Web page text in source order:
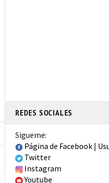
REDES SOCIALES
Sigueme:
Página de Facebook |
Twitter
Instagram
Youtube